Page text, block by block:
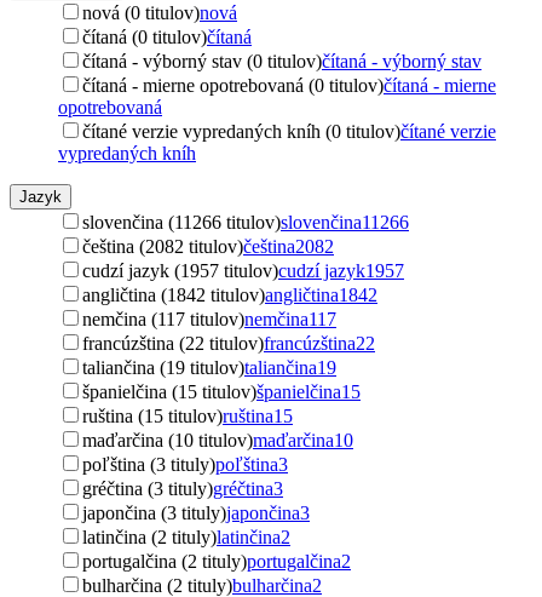
nová (0 titulov)nová
čítaná (0 titulov)čítaná
čítaná - výborný stav (0 titulov)čítaná - výborný stav
čítaná - mierne opotrebovaná (0 titulov)čítaná - mierne
opotrebovaná
čítané verzie vypredaných kníh (0 titulov)čítané verzie
vypredaných kníh
Jazyk
slovenčina (11266 titulov)slovenčina11266
čeština (2082 titulov)čeština2082
cudzí jazyk (1957 titulov)cudzí jazyk1957
angličtina (1842 titulov)angličtina1842
nemčina (117 titulov)nemčina117
francúzština (22 titulov)francúzština22
taliančina (19 titulov)taliančina19
španielčina (15 titulov)španielčina15
ruština (15 titulov)ruština15
maďarčina (10 titulov)maďarčina10
poľština (3 tituly)poľština3
gréčtina (3 tituly)gréčtina3
japončina (3 tituly)japončina3
latinčina (2 tituly)latinčina2
portugalčina (2 tituly)portugalčina2
bulharčina (2 tituly)bulharčina2